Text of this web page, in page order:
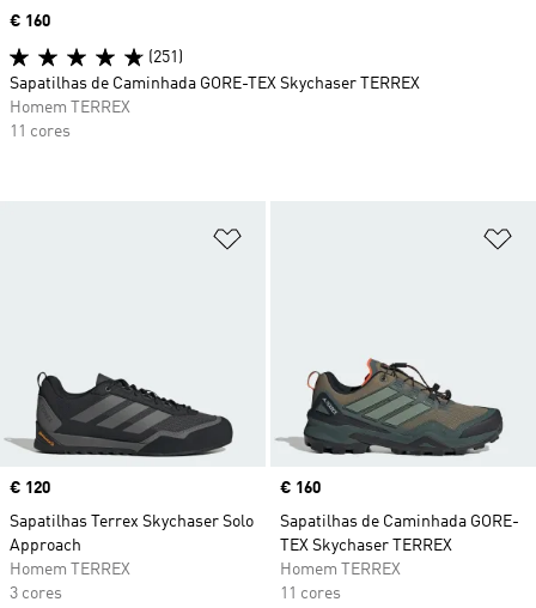
Price
€ 120
Sapatilhas Terrex Skychaser Solo
Approach
Homem TERREX
3 cores
Price
€ 160
Sapatilhas de Caminhada GORE-
TEX Skychaser TERREX
Homem TERREX
11 cores
Price
€ 160
(251)
Sapatilhas de Caminhada GORE-TEX Skychaser TERREX
Homem TERREX
11 cores